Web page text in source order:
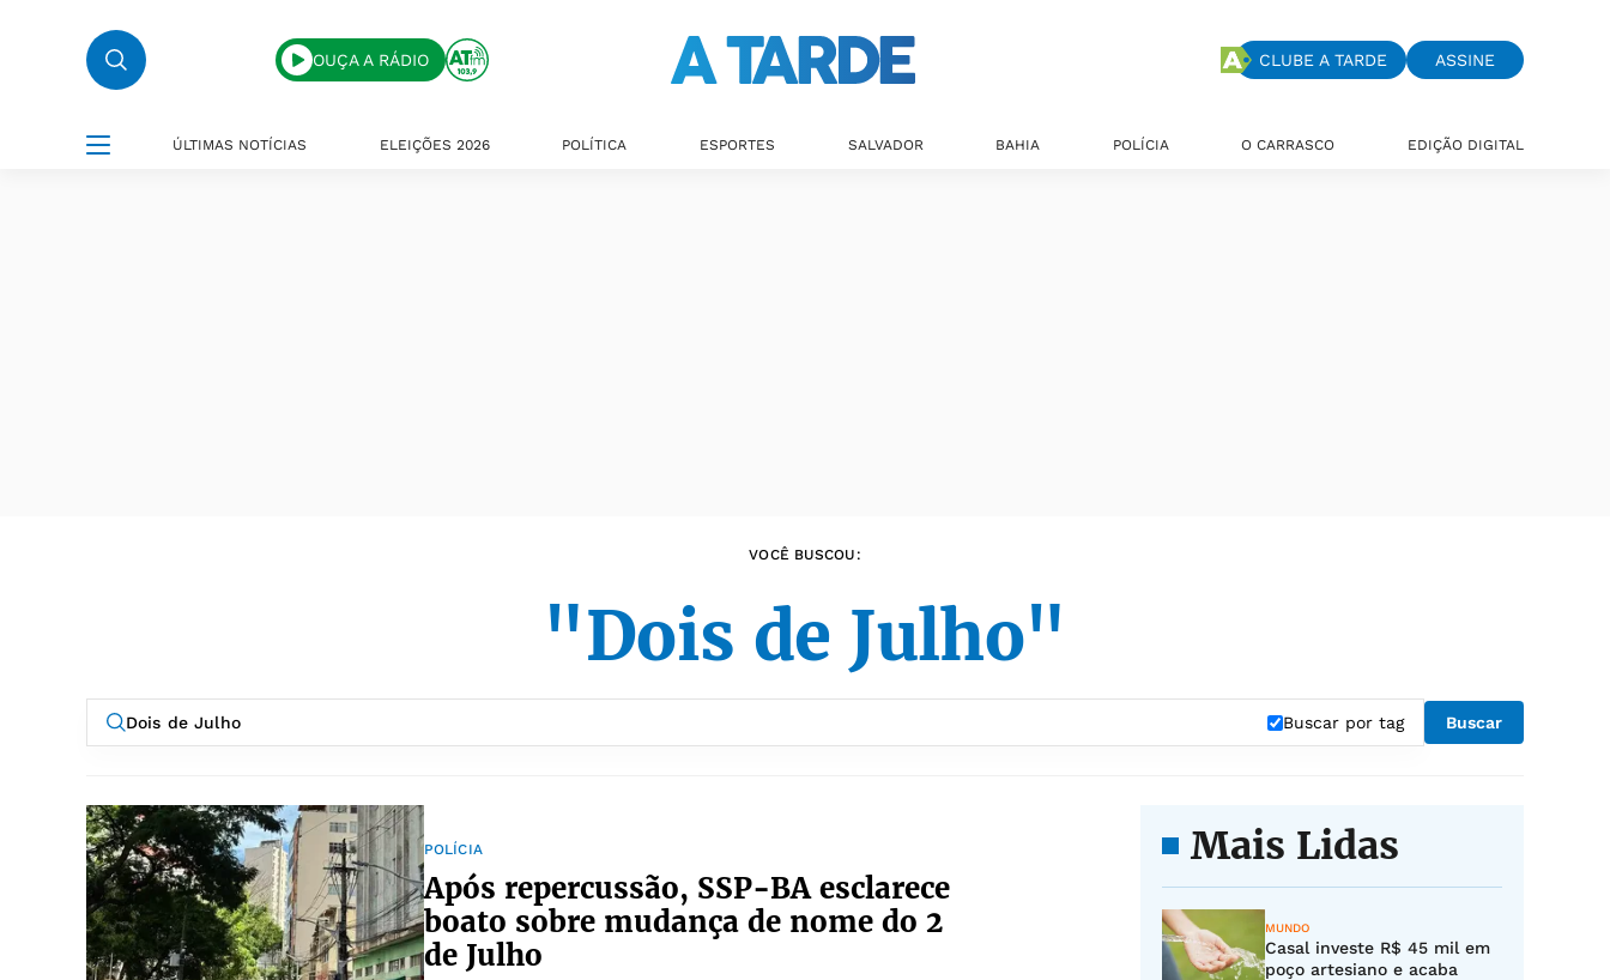
OUÇA A RÁDIO CLUBE A TARDE ASSINE
ÚLTIMAS NOTÍCIAS ELEIÇÕES 2026 POLÍTICA ESPORTES SALVADOR BAHIA POLÍCIA O CARRASCO EDIÇÃO DIGITAL
VOCÊ BUSCOU:
"Dois de Julho"
Buscar por tag Buscar
POLÍCIA
Após repercussão, SSP-BA esclarece
boato sobre mudança de nome do 2
de Julho
Mais Lidas
MUNDO
Casal investe R$ 45 mil em
poço artesiano e acaba